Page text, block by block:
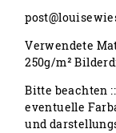
Verwendete
250g/m²
Bitte beachten ::
eventuelle
und